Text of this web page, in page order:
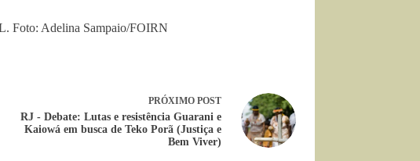
Foto: Adelina Sampaio/FOIRN
PRÓXIMO POST
RJ - Debate: Lutas e resistência Guarani e
Kaiowá em busca de Teko Porã (Justiça e
Bem Viver)